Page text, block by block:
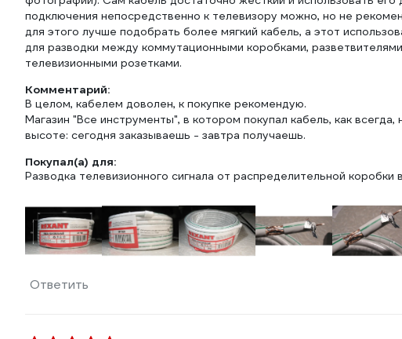
подключения непосредственно к телевизору можно, но не
для этого лучше подобрать более мягкий кабель, а этот
для разводки между коммутационными коробками,
телевизионными розетками.
Комментарий:
В целом, кабелем доволен, к покупке рекомендую.
Магазин "Все инструменты", в котором покупал кабель, как всегда,
высоте: сегодня заказываешь - завтра получаешь.
Покупал(а) для:
Разводка телевизионного сигнала от распределительной коробки
Ответить